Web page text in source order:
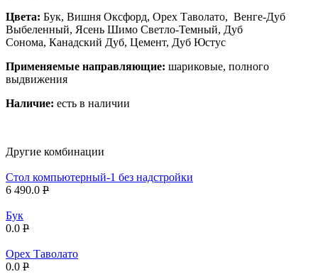
Цвета: Бук, Вишня Оксфорд, Орех Таволато, Венге-Дуб
Выбеленный, Ясень Шимо Светло-Темный, Дуб
Сонома, Канадский Дуб, Цемент, Дуб Юстус
Применяемые направляющие: шариковые, полного
выдвижения
Наличие: есть в наличии
Другие комбинации
Стол компьютерный-1 без надстройки
6 490.0 P
Бук
0.0 P
Орех Таволато
0.0 P